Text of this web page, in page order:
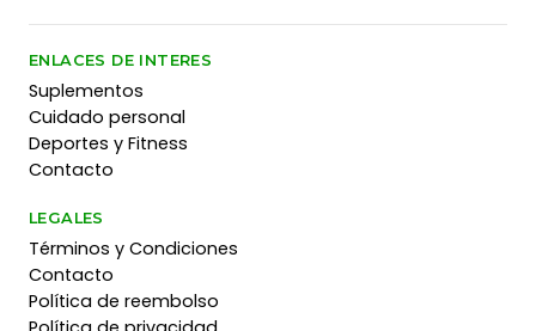
ENLACES DE INTERES
Suplementos
Cuidado personal
Deportes y Fitness
Contacto
LEGALES
Términos y Condiciones
Contacto
Política de reembolso